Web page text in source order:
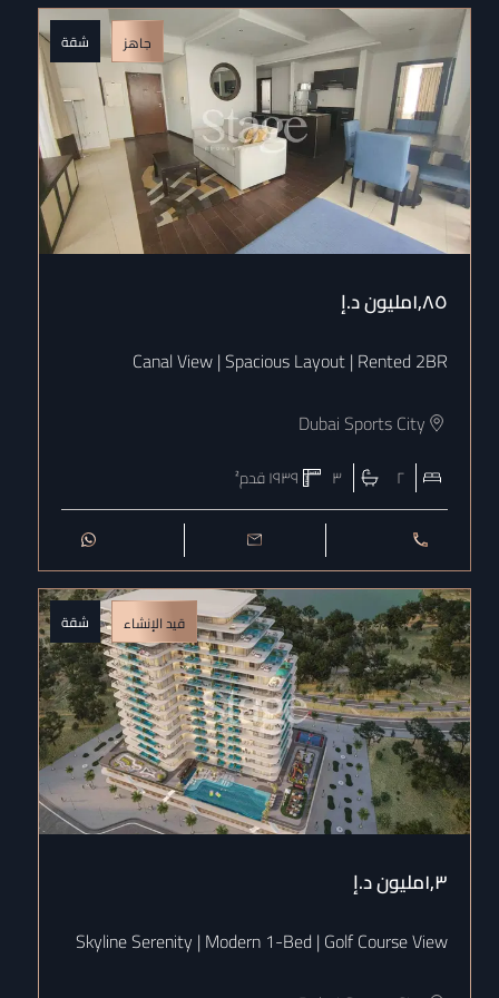
جاهز شقة
١٫٨٥مليون د.إ
Canal View | Spacious Layout | Rented 2BR
Dubai Sports City
٢ ٣ ١٩٣٩قدم²
قيد الإنشاء شقة
١٫٣مليون د.إ
Skyline Serenity | Modern 1-Bed | Golf Course View